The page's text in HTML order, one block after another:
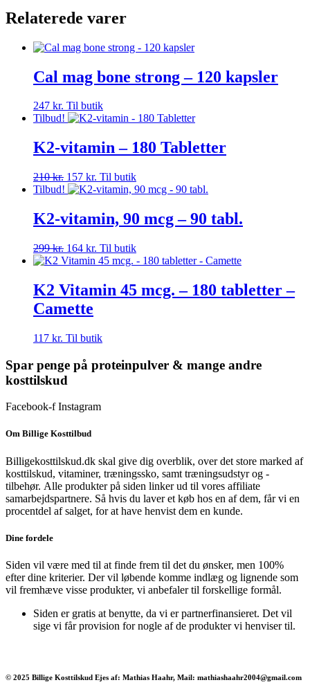
Relaterede varer
Cal mag bone strong – 120 kapsler
247 kr. Til butik
Tilbud!
K2-vitamin – 180 Tabletter
210kr. Den
oprindelige
var:
210 kr..
157 kr. Den
aktuelle
er:
157 kr..
Til butik
Tilbud!
K2-vitamin, 90 mcg – 90 tabl.
299kr. Den
oprindelige
var:
299 kr..
164 kr. Den
aktuelle
er:
164 kr..
Til butik
K2 Vitamin 45 mcg. – 180 tabletter –
Camette
117 kr. Til butik
Spar penge på proteinpulver & mange andre
kosttilskud
Facebook-f Instagram
Om Billige Kosttilbud
Billigekosttilskud.dk skal give dig overblik, over det store marked af
kosttilskud, vitaminer, træningssko, samt træningsudstyr og -
tilbehør. Alle produkter på siden linker ud til vores affiliate
samarbejdspartnere. Så hvis du laver et køb hos en af dem, får vi en
procentdel af salget, for at have henvist dem en kunde.
Dine fordele
Siden vil være med til at finde frem til det du ønsker, men 100%
efter dine kriterier. Der vil løbende komme indlæg og lignende som
vil fremhæve visse produkter, vi anbefaler til forskellige formål.
Siden er gratis at benytte, da vi er partnerfinansieret. Det vil
sige vi får provision for nogle af de produkter vi henviser til.
© 2025 Billige Kosttilskud Ejes af: Mathias Haahr, Mail: mathiashaahr2004@gmail.com